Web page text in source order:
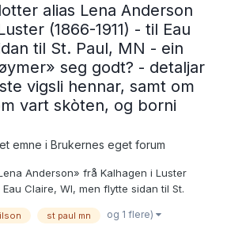
alias Lena Anderson
(1866-1911) - til Eau
til St. Paul, MN - ein
seg godt? - detaljar
vigsli hennar, samt om
vart skòten, og borni
emne i Brukernes eget forum
Anderson» frå Kalhagen i Luster
Eau Claire, WI, men flytte sidan til St.
MN i 1903, og dei to borni deira har so
st paul mn og 1 flere)